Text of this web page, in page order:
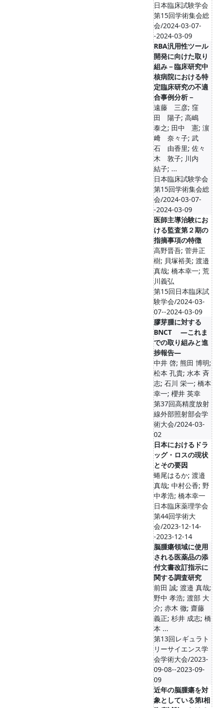
日本臨床試験学会
第15回学術集会総
会/2024-03-07-
-2024-03-09
RBA汎用性ツール
開発に向けた取り
組み－臨床研究中
核病院における特
定臨床研究の不適
合事例分析－
遠藤 三彦; 窪
田 陽子; 高嶋
泰之; 田中 憲; 濵
﨑 奈々子; 武
石 由香里; 佐々
木 敦子; 川内
結子; ...
日本臨床試験学会
第15回学術集会総
会/2024-03-07-
-2024-03-09
医師主導治験にお
ける監査第２期の
指摘事項の特徴
高野晋吾; 菅井正
樹; 貝塚裕美; 渡邉
真哉; 橋本幸一; 荒
川義弘
第15回日本臨床試
験学会/2024-03-
07--2024-03-09
膠芽腫に対する
BNCT ―これま
での取り組みと進
捗報告―
中井 啓; 熊田 博明;
松本 孔貴; 水本 斉
志; 石川 栄一; 橋本
幸一; 櫻井 英幸
第37回高精度放射
線外部照射部会学
術大会/2024-03-
02
日本におけるドラ
ッグ・ロスの現状
とその要因
蜷尾はるか; 渡邉
真哉; 中村公香; 野
中孝浩; 橋本幸一
日本臨床薬理学会
第44回学術大
会/2023-12-14-
-2023-12-14
脳腫瘍領域に使用
される医薬品の添
付文書改訂指示に
関する調査研究
前田 誠; 渡邉 真哉;
野中 孝浩; 渡部 大
介; 赤木 徹; 齋藤
義正; 杉井 成志; 橋
本 ...
第13回レギュラト
リーサイエンス学
会学術大会/2023-
09-08--2023-09-
09
近年の脳腫瘍を対
象としている第Ⅰ相